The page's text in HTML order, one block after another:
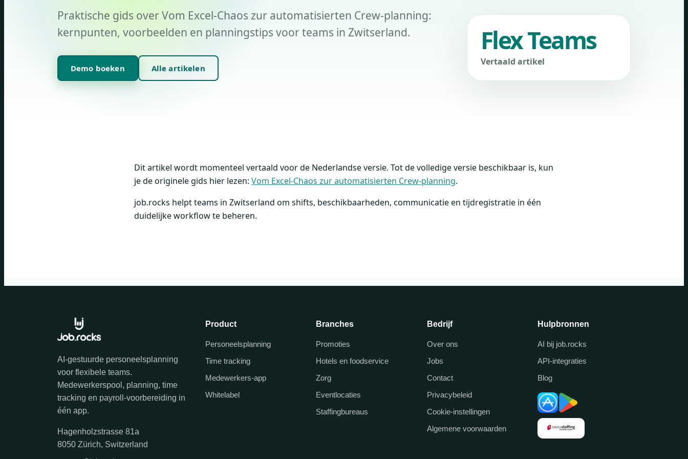
Praktische gids over Vom Excel-Chaos zur automatisierten Crew-planning:
kernpunten, voorbeelden en planningstips voor teams in Zwitserland.
Demo boeken Alle artikelen
Flex Teams
Vertaald artikel
Dit artikel wordt momenteel vertaald voor de Nederlandse versie. Tot de volledige versie beschikbaar is, kun
je de originele gids hier lezen: Vom Excel-Chaos zur automatisierten Crew-planning.
job.rocks helpt teams in Zwitserland om shifts, beschikbaarheden, communicatie en tijdregistratie in één
duidelijke workflow te beheren.
AI-gestuurde personeelsplanning
voor flexibele teams.
Medewerkerspool, planning, time
tracking en payroll-voorbereiding in
één app.
Hagenholzstrasse 81a
8050 Zürich, Switzerland
Product
Personeelsplanning
Time tracking
Medewerkers-app
Whitelabel
Branches
Promoties
Hotels en foodservice
Zorg
Eventlocaties
Staffingbureaus
Bedrijf
Over ons
Jobs
Contact
Privacybeleid
Cookie-instellingen
Algemene voorwaarden
Hulpbronnen
AI bij job.rocks
API-integraties
Blog